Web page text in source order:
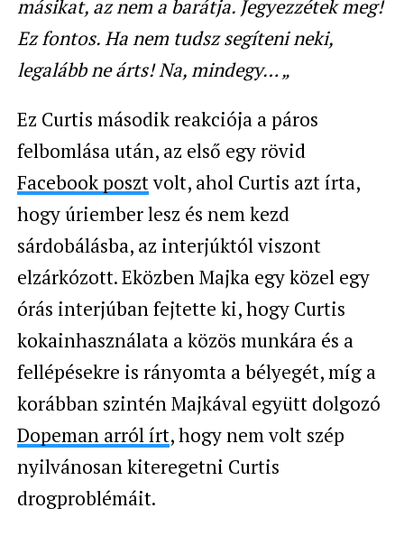
másikat, az nem a barátja. Jegyezzétek meg!
Ez fontos. Ha nem tudsz segíteni neki,
legalább ne árts! Na, mindegy… „
Ez Curtis második reakciója a páros
felbomlása után, az első egy rövid
Facebook posztvolt, ahol Curtis azt írta,
hogy úriember lesz és nem kezd
sárdobálásba, az interjúktól viszont
elzárkózott. Eközben Majka egy közel egy
órás interjúban fejtette ki, hogy Curtis
kokainhasználata a közös munkára és a
fellépésekre is rányomta a bélyegét, míg a
korábban szintén Majkával együtt dolgozó
Dopeman arról írt, hogy nem volt szép
nyilvánosan kiteregetni Curtis
drogproblémáit.